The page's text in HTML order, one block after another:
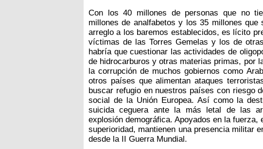
Con los 40 millones de personas que no
millones de analfabetos y los 35 millones que
arreglo a los baremos establecidos, es lícito
víctimas de las Torres Gemelas y los de
habría que cuestionar las actividades de
de hidrocarburos y otras materias primas, por
la corrupción de muchos gobiernos como
otros países que alimentan ataques
buscar refugio en nuestros países con riesgo
social de la Unión Europea. Así como la
suicida ceguera ante la más letal de las
explosión demográfica. Apoyados en la
superioridad, mantienen una presencia militar
desde la II Guerra Mundial.